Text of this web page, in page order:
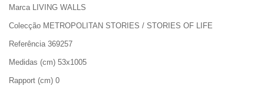
Marca LIVING WALLS
Colecção METROPOLITAN STORIES / STORIES OF LIFE
Referência 369257
Medidas (cm) 53x1005
Rapport (cm) 0